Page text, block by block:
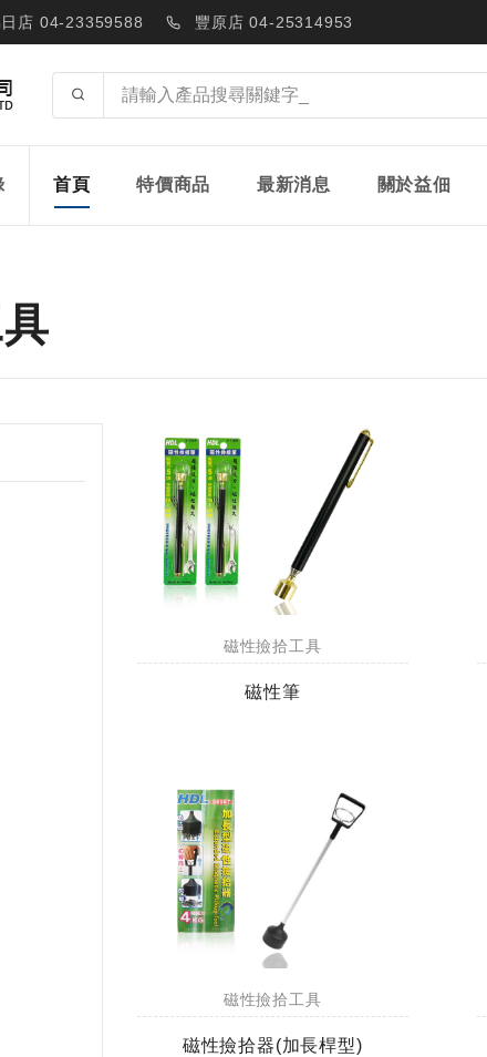
日店 04-23359588 豐原店 04-25314953
首頁 特價商品 最新消息 關於益佃
磁性撿拾工具
磁性筆
磁性撿拾工具
磁性撿拾器(加長桿型)